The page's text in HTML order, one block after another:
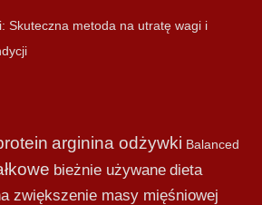
Skuteczna metoda na utratę wagi i
arginina odżywki Balanced
bieżnie używane dieta
zwiększenie masy mięśniowej